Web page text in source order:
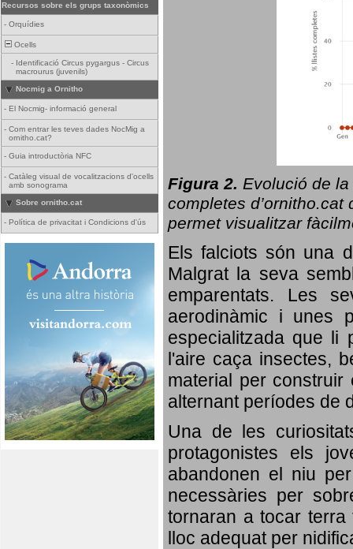
Recursos sobre els grups taxonòmics
- Orquídies
Ocells
- Identificació Circus pygargus - Circus
macrourus (juvenils)
Nocmig a Ornitho
- El Nocmig- informació general
- Com entrar les teves dades NocMig a
ornitho.cat?
- Guia introductòria NFC
- Catàleg visual de vocalitzacions d'ocells
amb sonograma
Sobre ornitho.cat
- Política de privacitat i Condicions d'ús
Figura 2. Evolució de la
completes d’ornitho.cat
permet visualitzar
Els falciots són una
Malgrat la seva
emparentats. Les
aerodinàmic i unes
especialitzada que li
l'aire caça insectes,
material per
alternant períodes de
Una de les
protagonistes els
abandonen el niu
necessàries per
tornaran a tocar
lloc adequat per